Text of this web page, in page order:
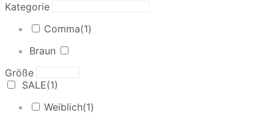
Kategorie
Comma(1)
Braun
Größe
SALE(1)
Weiblich(1)